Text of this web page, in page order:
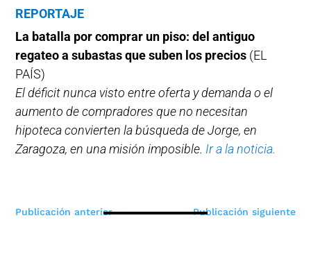
REPORTAJE
La batalla por comprar un piso: del antiguo
regateo a subastas que suben los precios (EL
PAÍS)
El déficit nunca visto entre oferta y demanda o el
aumento de compradores que no necesitan
hipoteca convierten la búsqueda de Jorge, en
Zaragoza, en una misión imposible. Ir a la noticia.
Navegación
Publicación anterior Publicación siguiente